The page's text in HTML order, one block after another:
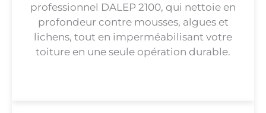
professionnel DALEP 2100, qui nettoie en
profondeur contre mousses, algues et
lichens, tout en imperméabilisant votre
toiture en une seule opération durable.